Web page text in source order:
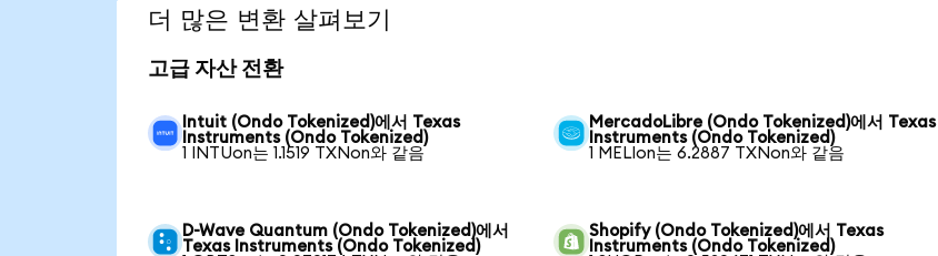
더 많은 변환 살펴보기
고급 자산 전환
Intuit (Ondo Tokenized)에서 Texas
Instruments (Ondo Tokenized)
1 INTUon는 1.1519 TXNon와 같음
MercadoLibre (Ondo Tokenized)에서 Texas
Instruments (Ondo Tokenized)
1 MELIon는 6.2887 TXNon와 같음
D-Wave Quantum (Ondo Tokenized)에서
Texas Instruments (Ondo Tokenized)
Shopify (Ondo Tokenized)에서 Texas
Instruments (Ondo Tokenized)